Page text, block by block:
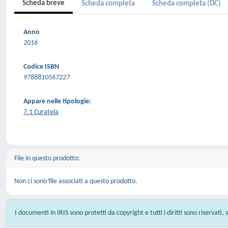
Scheda breve Scheda completa Scheda completa (DC)
Anno
2016
Codice ISBN
9788810567227
Appare nelle tipologie:
7.1 Curatela
File in questo prodotto:
Non ci sono file associati a questo prodotto.
I documenti in IRIS sono protetti da copyright e tutti i diritti sono riservati,